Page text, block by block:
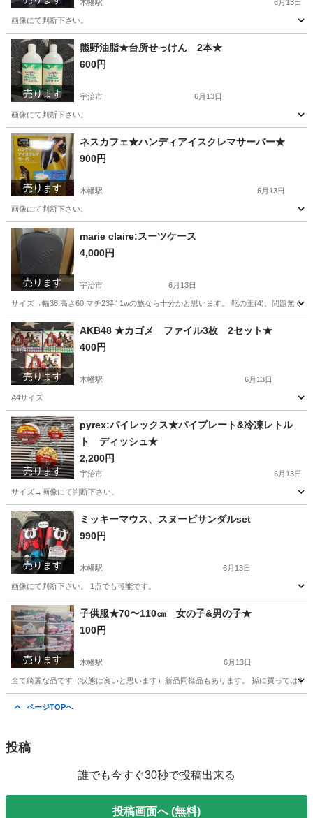
木幡駅 6月13日
画像にて判断下さい。
京都 宇治市 木幡駅 キッズ用品 PlayStation2
売ります
熊野油脂★台所せっけん 2本★
600円
宇治市 6月13日
画像にて判断下さい。
京都 宇治市 家庭用品
売ります
ネスカフェ★ハンディアイスクレマサーバー★
900円
木幡駅 6月13日
画像にて判断下さい。
京都 宇治市 キッチン家電
売ります
marie claire:スーツケース
4,000円
宇治市 6月13日
サイズ→幅38.高さ60.マチ23㌢ 1wの旅なら十分かと思います。 鞄の玉(4)、問題無く動
京都 宇治市 スーツケース
売ります
AKB48 ★カゴメ ファイル3枚 2セット★
400円
木幡駅 6月13日
A4サイズ
京都 宇治市 カゴメ
売ります
pyrex:パイレックス★パイプレート&冷凍レトル
ト ディッシュ★
2,200円
宇治市 6月13日
サイズ→画像にて判断下さい。
京都 宇治市 調理器具
売ります
ミッキーマウス、スヌーピサンダルset
990円
木幡駅 6月13日
画像にて判断下さい。 1点でも可能です。
京都 宇治市 木幡駅 ミッキーマウス
売ります
子供服★70〜110㎝ 女の子&男の子★
100円
木幡駅 6月13日
全て綺麗な品です（状態は良いと思います）新品同様品もあります。 孫に買っては
ページTOPへ
投稿
誰でも今すぐ30秒で投稿出来る
投稿画面へ (無料)